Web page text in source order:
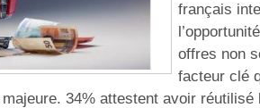
français
offres non
facteur clé
34% attestent avoir réutilisé